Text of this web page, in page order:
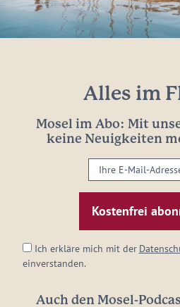
Alles im
Mosel im Abo: Mit
keine Neuigkeiten
Ihre
E-
Mail-
Adresse:
Ich erkläre mich mit der
einverstanden.
Auch den Mosel-